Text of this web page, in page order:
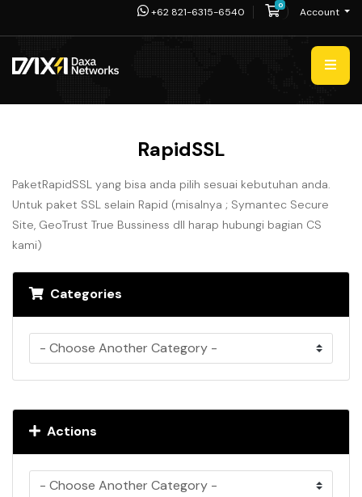
+62 821-6315-6540
0
Shopping Cart
Account
RapidSSL
PaketRapidSSL yang bisa anda pilih sesuai kebutuhan anda.
Untuk paket SSL selain Rapid (misalnya ; Symantec Secure
Site, GeoTrust True Bussiness dll harap hubungi bagian CS
kami)
Categories
Actions